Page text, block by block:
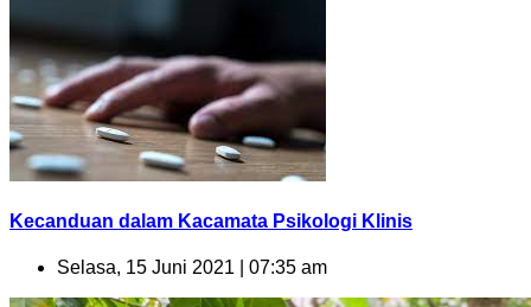
Kecanduan dalam Kacamata Psikologi Klinis
Selasa, 15 Juni 2021 | 07:35 am